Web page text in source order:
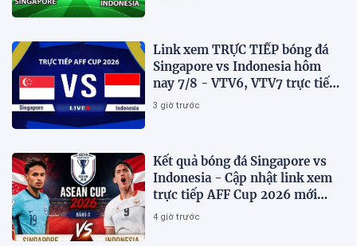
Link xem TRỰC TIẾP bóng đá
Singapore vs Indonesia hôm
nay 7/8 - VTV6, VTV7 trực tiếp
AFF Cup 2026
3 giờ trước
Kết quả bóng đá Singapore vs
Indonesia - Cập nhật link xem
trực tiếp AFF Cup 2026 mới
nhất.
4 giờ trước